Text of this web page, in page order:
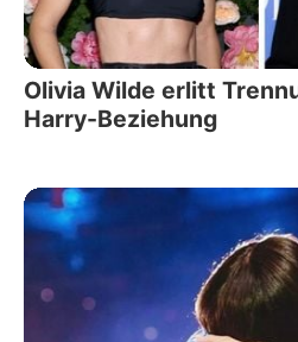
Olivia Wilde erlitt
Harry-Beziehung